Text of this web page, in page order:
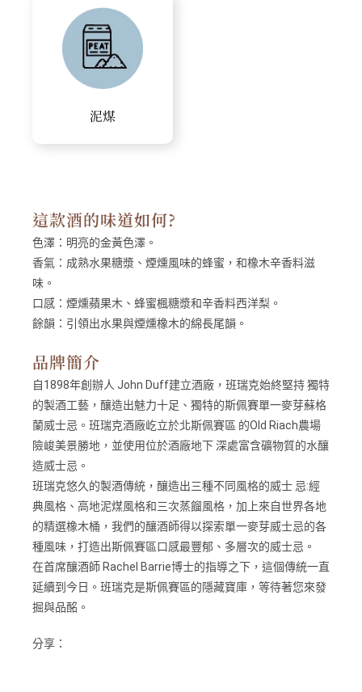
泥煤
這款酒的味道如何?
色澤： 明亮的金黃色澤。
香氣： 成熟水果糖漿、煙燻風味的蜂蜜，和橡木辛香料滋
味。
口感： 煙燻蘋果木、蜂蜜楓糖漿和辛香料西洋梨。
餘韻： 引領出水果與煙燻橡木的綿長尾韻。
品牌簡介
自1898年創辦人 John Duff建立酒廠，班瑞克始終堅持 獨特
的製酒工藝，釀造出魅力十足、獨特的斯佩賽單一麥芽蘇格
蘭威士忌。班瑞克酒廠屹立於北斯佩賽區 的Old Riach農場
險峻美景勝地，並使用位於酒廠地下 深處富含礦物質的水釀
造威士忌。
班瑞克悠久的製酒傳統，釀造出三種不同風格的威士 忌:經
典風格、高地泥煤風格和三次蒸餾風格，加上來自世界各地
的精選橡木桶，我們的釀酒師得以探索單一麥芽威士忌的各
種風味，打造出斯佩賽區口感最豐郁、多層次的威士忌。
在首席釀酒師 Rachel Barrie博士的指導之下，這個傳統一直
延續到今日。班瑞克是斯佩賽區的隱藏寶庫，等待著您來發
掘與品酩。
分享：